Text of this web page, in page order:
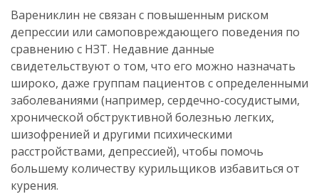
Варениклин не связан с повышенным риском
депрессии или самоповреждающего поведения по
сравнению с НЗТ. Недавние данные
свидетельствуют о том, что его можно назначать
широко, даже группам пациентов с определенными
заболеваниями (например, сердечно-сосудистыми,
хронической обструктивной болезнью легких,
шизофренией и другими психическими
расстройствами, депрессией), чтобы помочь
большему количеству курильщиков избавиться от
курения.